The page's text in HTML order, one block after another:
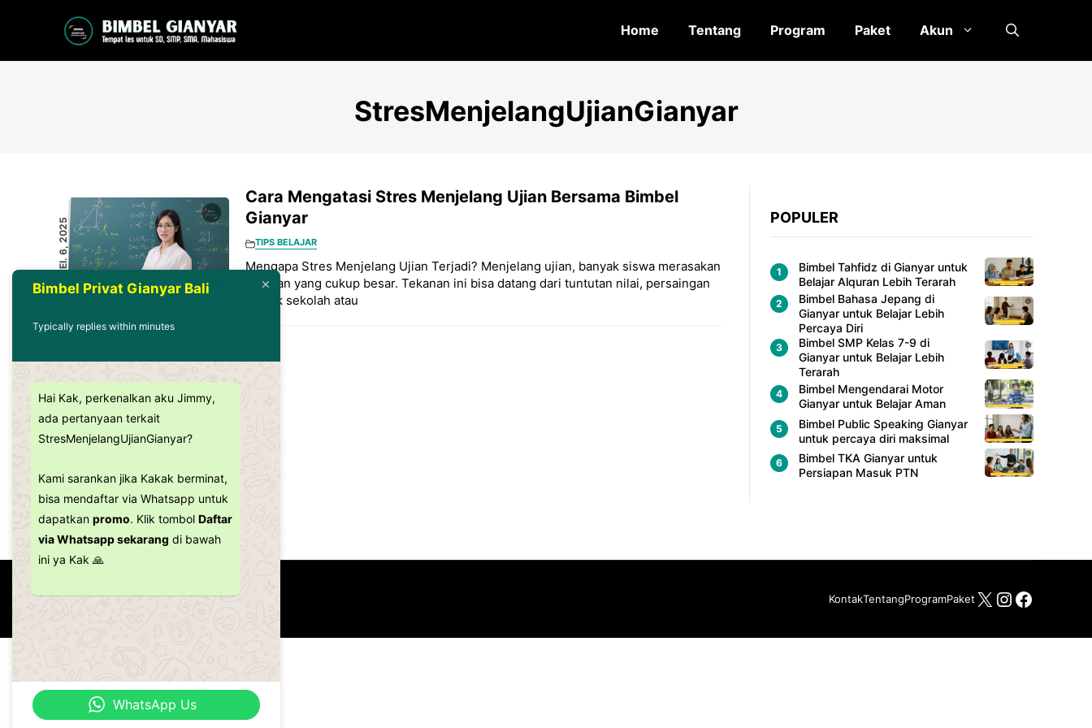
Home Tentang Program Paket Akun
StresMenjelangUjianGianyar
MEI. 6, 2025
Cara Mengatasi Stres Menjelang Ujian Bersama Bimbel
Gianyar
TIPS BELAJAR
Mengapa Stres Menjelang Ujian Terjadi? Menjelang ujian, banyak siswa merasakan
tekanan yang cukup besar. Tekanan ini bisa datang dari tuntutan nilai, persaingan
masuk sekolah atau
POPULER
Bimbel Tahfidz di Gianyar untuk
Belajar Alquran Lebih Terarah
Bimbel Bahasa Jepang di
Gianyar untuk Belajar Lebih
Percaya Diri
Bimbel SMP Kelas 7-9 di
Gianyar untuk Belajar Lebih
Terarah
Bimbel Mengendarai Motor
Gianyar untuk Belajar Aman
Bimbel Public Speaking Gianyar
untuk percaya diri maksimal
Bimbel TKA Gianyar untuk
Persiapan Masuk PTN
Copyright ©2026 Bimbel Gianyar KontakTentangProgramPaketX Instagram
Bimbel Privat Gianyar Bali
Typically replies within minutes
Hai Kak, perkenalkan aku Jimmy,
ada pertanyaan terkait
StresMenjelangUjianGianyar?
Kami sarankan jika Kakak berminat,
bisa mendaftar via Whatsapp untuk
dapatkan promo. Klik tombol Daftar
via Whatsapp sekarang di bawah
ini ya Kak 🙏
WhatsApp Us